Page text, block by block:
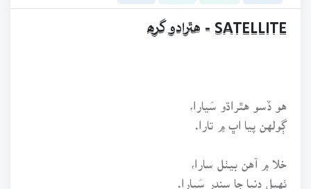
SATELLITE - هٿرادو گرھ
هو ڏسو هٿراڌو سَيارا،
ڳولهن پيا اڀ ۾ تارا.
خلا ۾ آهن بيٺل سارا،
ٺهيل دنيا جا سندر سَيارا.